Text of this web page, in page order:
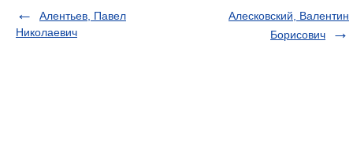
Алентьев, Павел
Николаевич
Алесковский, Валентин
Борисович